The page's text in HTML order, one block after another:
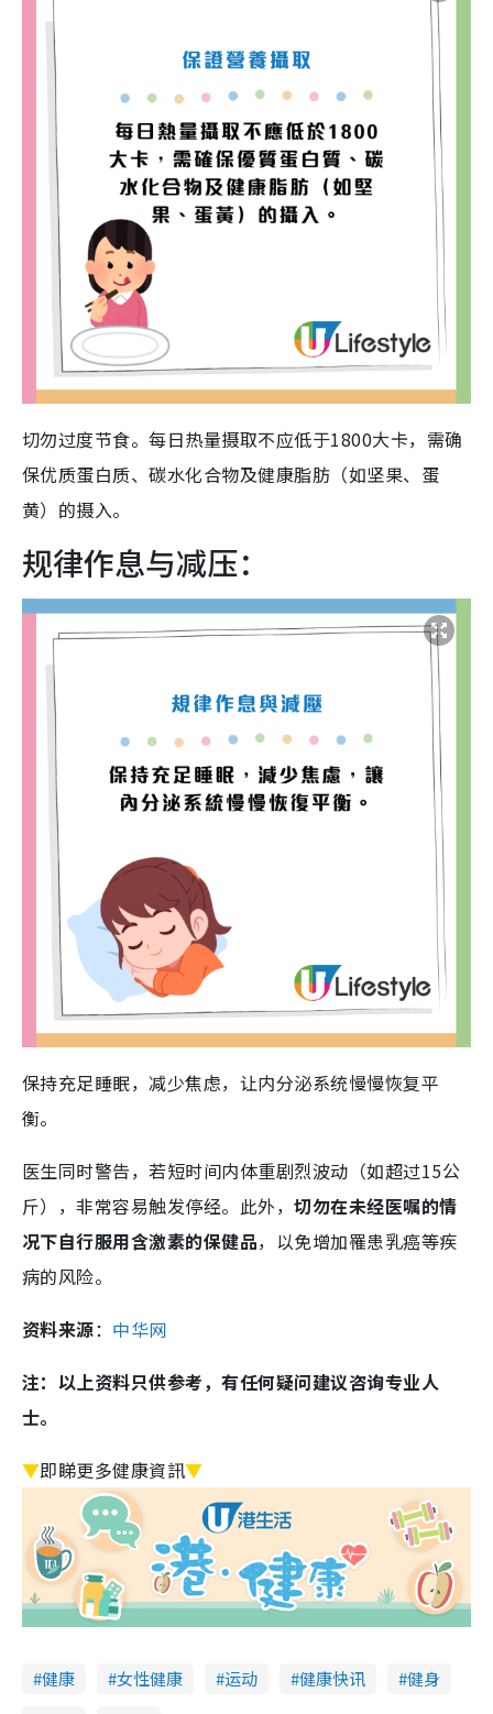
切勿过度节食。每日热量摄取不应低于1800大卡，需确
保优质蛋白质、碳水化合物及健康脂肪（如坚果、蛋
黄）的摄入。
规律作息与减压：
保持充足睡眠，减少焦虑，让内分泌系统慢慢恢复平
衡。
医生同时警告，若短时间内体重剧烈波动（如超过15公
斤），非常容易触发停经。此外，切勿在未经医嘱的情
况下自行服用含激素的保健品，以免增加罹患乳癌等疾
病的风险。
资料来源： 中华网
注：以上资料只供参考，有任何疑问建议咨询专业人
士。
▼即睇更多健康資訊▼
健康 女性健康 运动 健康快讯
健身